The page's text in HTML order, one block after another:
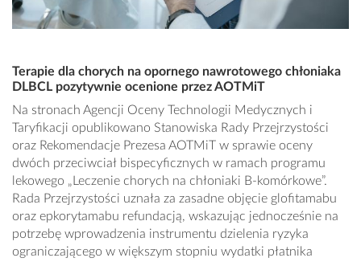
Terapie dla chorych na opornego nawrotowego chłoniaka
DLBCL pozytywnie ocenione przez AOTMiT
Na stronach Agencji Oceny Technologii Medycznych i
Taryfikacji opublikowano Stanowiska Rady Przejrzystości
oraz Rekomendacje Prezesa AOTMiT w sprawie oceny
dwóch przeciwciał bispecyficznych w ramach programu
lekowego „Leczenie chorych na chłoniaki B-komórkowe”.
Rada Przejrzystości uznała za zasadne objęcie glofitamabu
oraz epkorytamabu refundacją, wskazując jednocześnie na
potrzebę wprowadzenia instrumentu dzielenia ryzyka
ograniczającego w większym stopniu wydatki płatnika